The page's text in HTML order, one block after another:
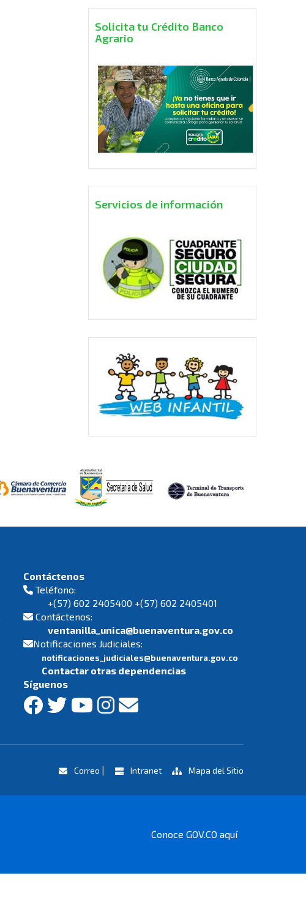
Solicita tu Crédito Banco
Agrario
Servicios de información
Contáctenos
Teléfono:
+(57) 602 2405400 +(57) 602 2405401
Contáctenos:
ventanilla_unica@buenaventura.gov.co
Notificaciones Judiciales:
notificaciones_judiciales@buenaventura.gov.co
Contactar otras dependencias
Síguenos
Correo | Intranet Mapa del Sitio
Conoce GOV.CO aquí